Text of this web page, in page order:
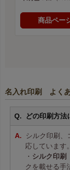
商品ペー
名入れ印刷 よく
どの印刷方法
シルク印刷、
応しています。
・ シルク印刷
クを載せる手